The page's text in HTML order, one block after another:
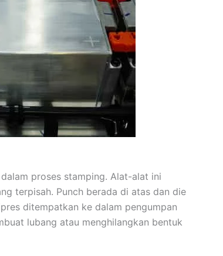
proses stamping. Alat-alat ini
terpisah. Punch berada di atas dan die
ditempatkan ke dalam pengumpan
lubang atau menghilangkan bentuk